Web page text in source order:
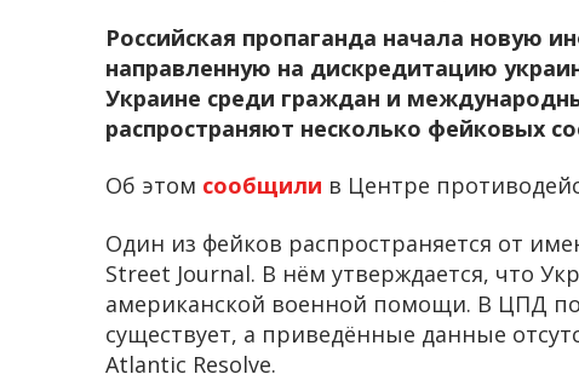
Российская пропаганда начала новую
направленную на дискредитацию
Украине среди граждан и
распространяют несколько фейковых
Об этом сообщили в Центре
Один из фейков распространяется от
Street Journal. В нём утверждается, что
американской военной помощи. В ЦПД
существует, а приведённые данные
Atlantic Resolve.